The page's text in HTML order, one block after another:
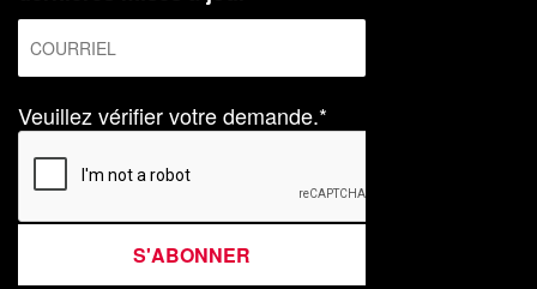
Veuillez vérifier votre demande.*
S'ABONNER